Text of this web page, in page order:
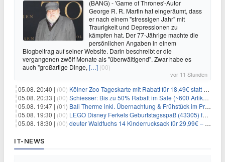
(BANG) - 'Game of Thrones'-Autor
George R. R. Martin hat eingeräumt, dass
er nach einem "stressigen Jahr" mit
Traurigkeit und Depressionen zu
kämpfen hat. Der 77-Jährige machte die
persönlichen Angaben in einem
Blogbeitrag auf seiner Website. Darin beschreibt er die
vergangenen zwölf Monate als "überwältigend". Zwar habe es
auch "großartige Dinge, […] (00)
vor 11 Stunden
05.08. 20:40 | (00) Kölner Zoo Tageskarte mit Rabatt für 18,49€ statt 29,50€ – einlösbar bis Dezember
05.08. 20:33 | (00) Schiesser: Bis zu 50% Rabatt im Sale (~600 Artikel zur Auswahl)
05.08. 19:47 | (01) Bali Therme inkl. Übernachtung & Frühstück im Premium Hotel (Bad Oeynhausen) ab 89€ p.P.
05.08. 19:30 | (00) LEGO Disney Ferkels Geburtstagsspaß (43305) für 29,10€
05.08. 18:30 | (00) deuter Waldfuchs 14 Kinderrucksack für 29,99€ – Amber-maple
IT-NEWS